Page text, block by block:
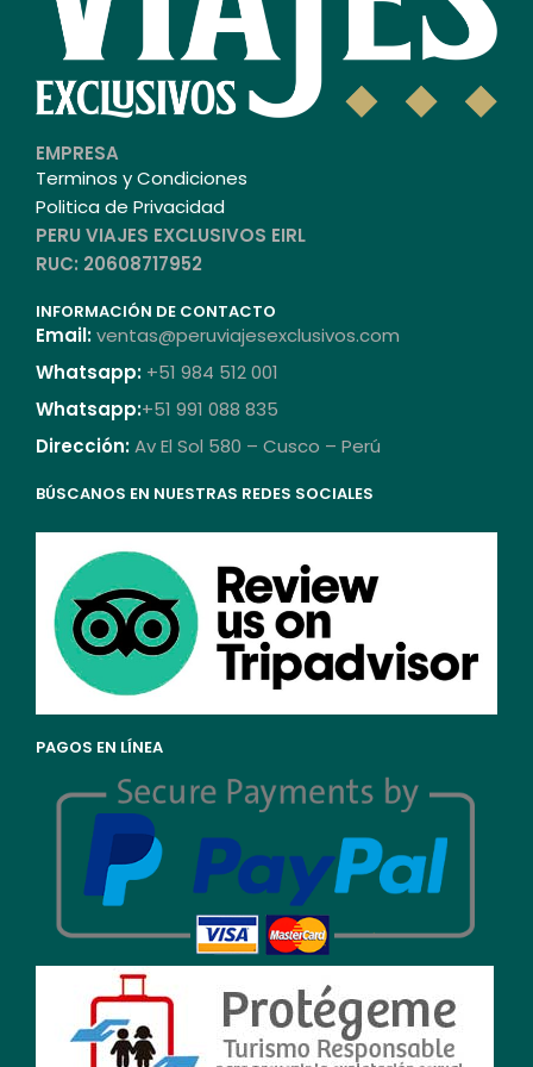
EMPRESA
Terminos y Condiciones
Politica de Privacidad
PERU VIAJES EXCLUSIVOS EIRL
RUC: 20608717952
INFORMACIÓN DE CONTACTO
Email:ventas@peruviajesexclusivos.com
Whatsapp: +51 984 512 001
Whatsapp:+51 991 088 835
Dirección:Av El Sol 580 – Cusco – Perú
BÚSCANOS EN NUESTRAS REDES SOCIALES
PAGOS EN LÍNEA